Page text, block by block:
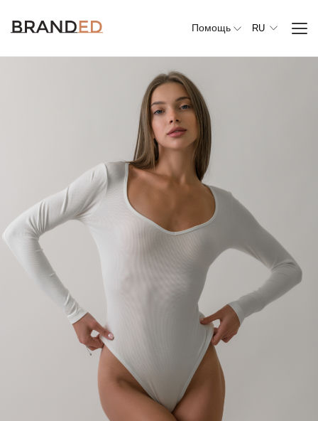
Помощь RU
Джемперы,
свитеры и
кардиганы
Комплекты и
повседневные
костюмы
Спортивные